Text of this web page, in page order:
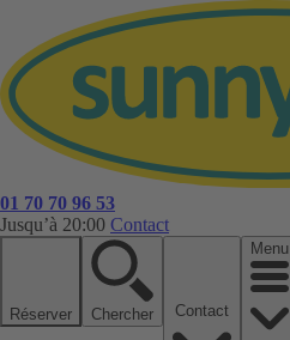
01 70 70 96 53
Jusqu’à 20:00 Contact
Réserver Chercher
Menu